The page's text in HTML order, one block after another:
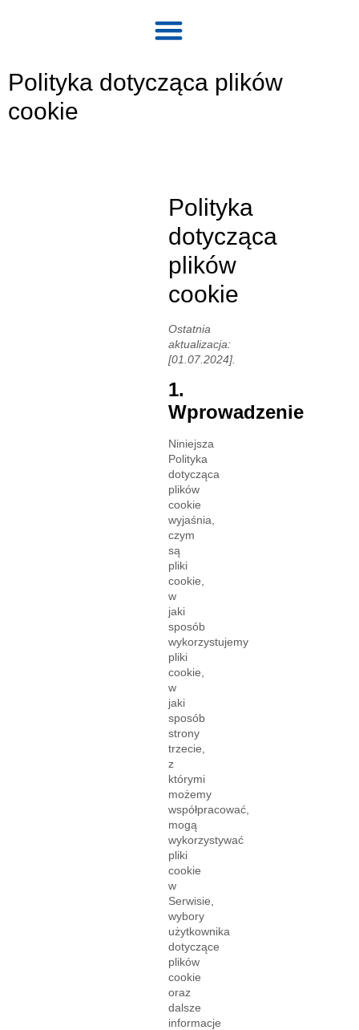
Polityka dotycząca plików
cookie
Polityka
dotycząca
plików
cookie
Ostatnia
aktualizacja:
[01.07.2024].
1.
Wprowadzenie
Niniejsza
Polityka
dotycząca
plików
cookie
wyjaśnia,
czym
są
pliki
cookie,
w
jaki
sposób
wykorzystujemy
pliki
cookie,
w
jaki
sposób
strony
trzecie,
z
którymi
możemy
współpracować,
mogą
wykorzystywać
pliki
cookie
w
Serwisie,
wybory
użytkownika
dotyczące
plików
cookie
oraz
dalsze
informacje